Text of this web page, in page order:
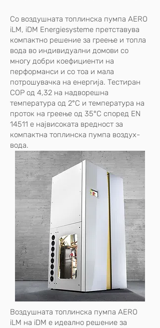
Со воздушната топлинска пумпа AERO
iLM, iDM Energiesysteme претставува
компактно решение за греење и топла
вода во индивидуални домови со
многу добри коефициенти на
перформанси и со тоа и мала
потрошувачка на енергија. Тестиран
COP од 4,32 на надворешна
температура од 2°C и температура на
проток на греење од 35°C според EN
14511 е највисоката вредност за
компактна топлинска пумпа воздух-
вода.
Воздушната топлинска пумпа AERO
iLM на iDM е идеално решение за